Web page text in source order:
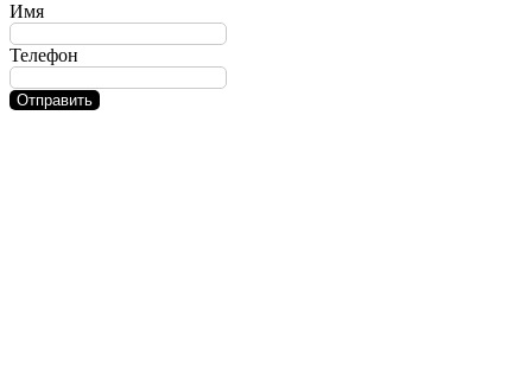
Имя
Телефон
Отправить